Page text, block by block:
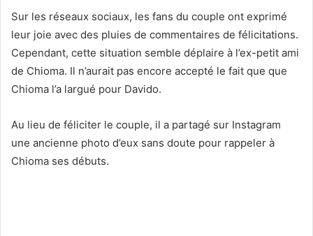
Sur les réseaux sociaux, les fans du couple ont exprimé
leur joie avec des pluies de commentaires de félicitations.
Cependant, cette situation semble déplaire à l’ex-petit ami
de Chioma. Il n’aurait pas encore accepté le fait que que
Chioma l’a largué pour Davido.
Au lieu de féliciter le couple, il a partagé sur Instagram
une ancienne photo d’eux sans doute pour rappeler à
Chioma ses débuts.